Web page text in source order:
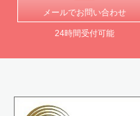
メールでお問い合わせ
24時間受付可能